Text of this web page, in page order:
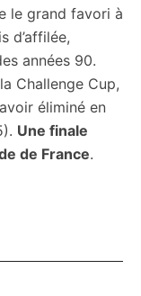
le grand favori à
d’affilée,
années 90.
Challenge Cup,
éliminé en
Une finale
de France.